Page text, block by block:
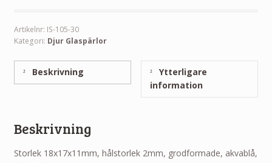
Artikelnr: IS-105-30
Kategori: Djur Glaspärlor
Beskrivning
Ytterligare
information
Beskrivning
Storlek 18x17x11mm, hålstorlek 2mm, grodformade, akvablå,